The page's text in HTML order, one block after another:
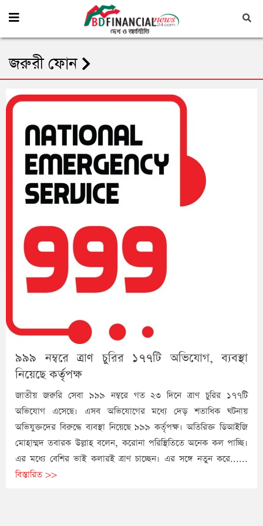
জরুরী ফোন
৯৯৯ নম্বরে ত্রাণ চুরির ১৭৭টি অভিযোগ, ব্যবস্থা
নিয়েছে কর্তৃপক্ষ
জাতীয় জরুরি সেবা ৯৯৯ নম্বরে গত ২৩ দিনে ত্রাণ চুরির ১৭৭টি
অভিযোগ এসেছে। এসব অভিযোগের মধ্যে দেড় শতাধিক ঘটনায়
অভিযুক্তদের বিরুদ্ধে ব্যবস্থা নিয়েছে ৯৯৯ কর্তৃপক্ষ। অতিরিক্ত ডিআইজি
মোহাম্মদ তবারক উল্লাহ বলেন, করোনা পরিস্থিতিতে অনেক কল পাচ্ছি।
এর মধ্যে বেশির ভাই কলারই ত্রাণ চাচ্ছেন। এর সঙ্গে নতুন করে......
বিস্তারিত >>